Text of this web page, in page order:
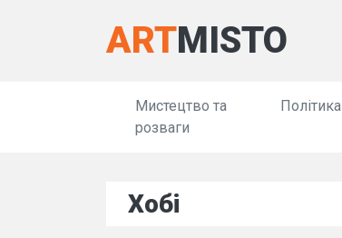
ARTMISTO
Мистецтво та
розваги
Політика
Хобі